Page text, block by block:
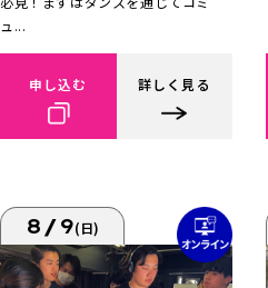
ュ...
申し込む 詳しく見る
8/9(日)